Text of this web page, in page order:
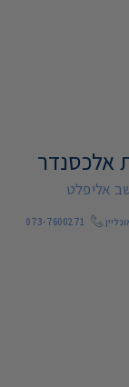
אלכסנדר
אליפלט
073-7600271